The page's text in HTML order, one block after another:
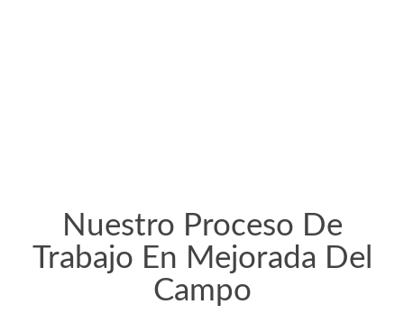
Nuestro Proceso De
Trabajo En Mejorada Del
Campo